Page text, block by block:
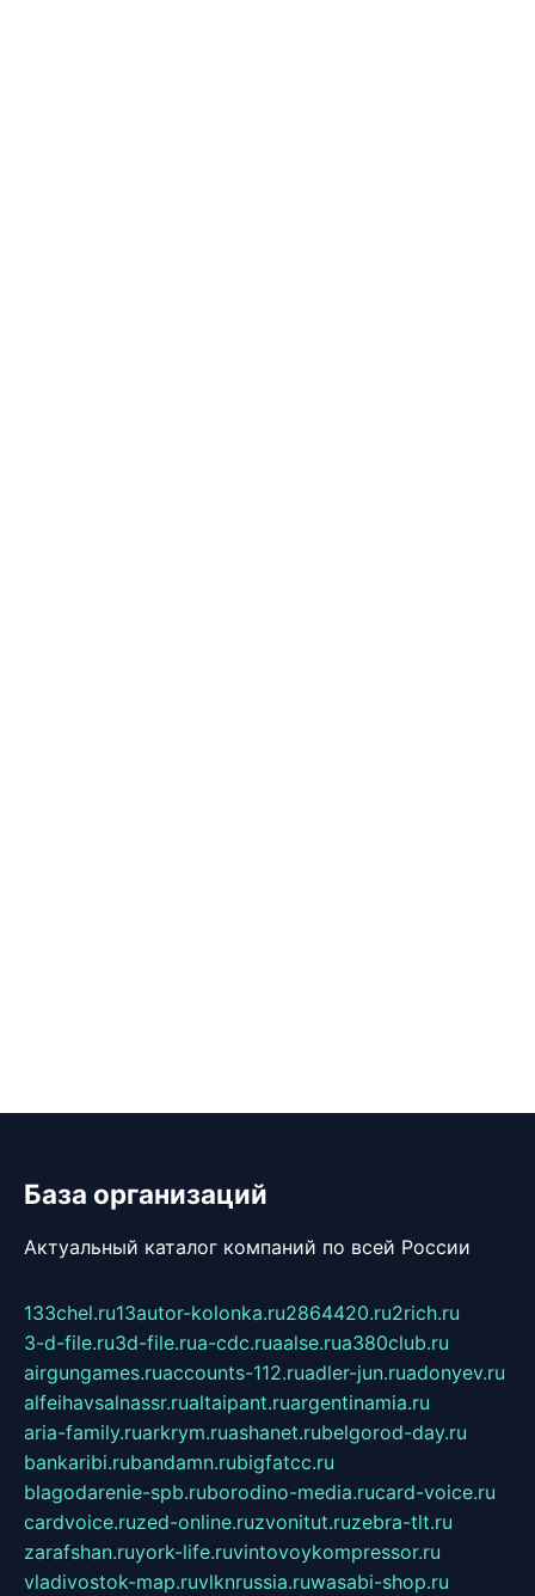
База организаций
Актуальный каталог компаний по всей России
133chel.ru13autor-kolonka.ru2864420.ru2rich.ru
3-d-file.ru3d-file.rua-cdc.ruaalse.rua380club.ru
airgungames.ruaccounts-112.ruadler-jun.ruadonyev.ru
alfeihavsalnassr.rualtaipant.ruargentinamia.ru
aria-family.ruarkrym.ruashanet.rubelgorod-day.ru
bankaribi.rubandamn.rubigfatcc.ru
blagodarenie-spb.ruborodino-media.rucard-voice.ru
cardvoice.ruzed-online.ruzvonitut.ruzebra-tlt.ru
zarafshan.ruyork-life.ruvintovoykompressor.ru
vladivostok-map.ruvlknrussia.ruwasabi-shop.ru